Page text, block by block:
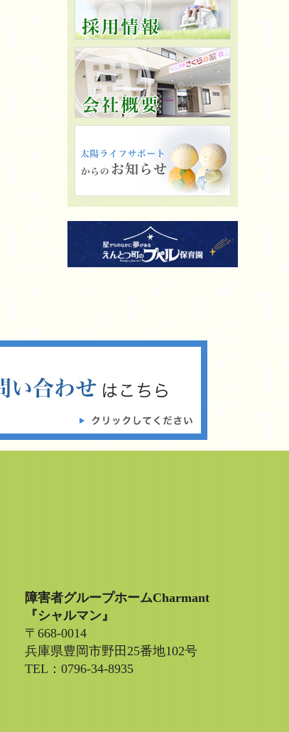
障害者グループホームCharmant
『シャルマン』
〒668-0014
兵庫県豊岡市野田25番地102号
TEL：0796-34-8935